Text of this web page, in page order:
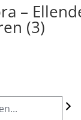
–
(3)